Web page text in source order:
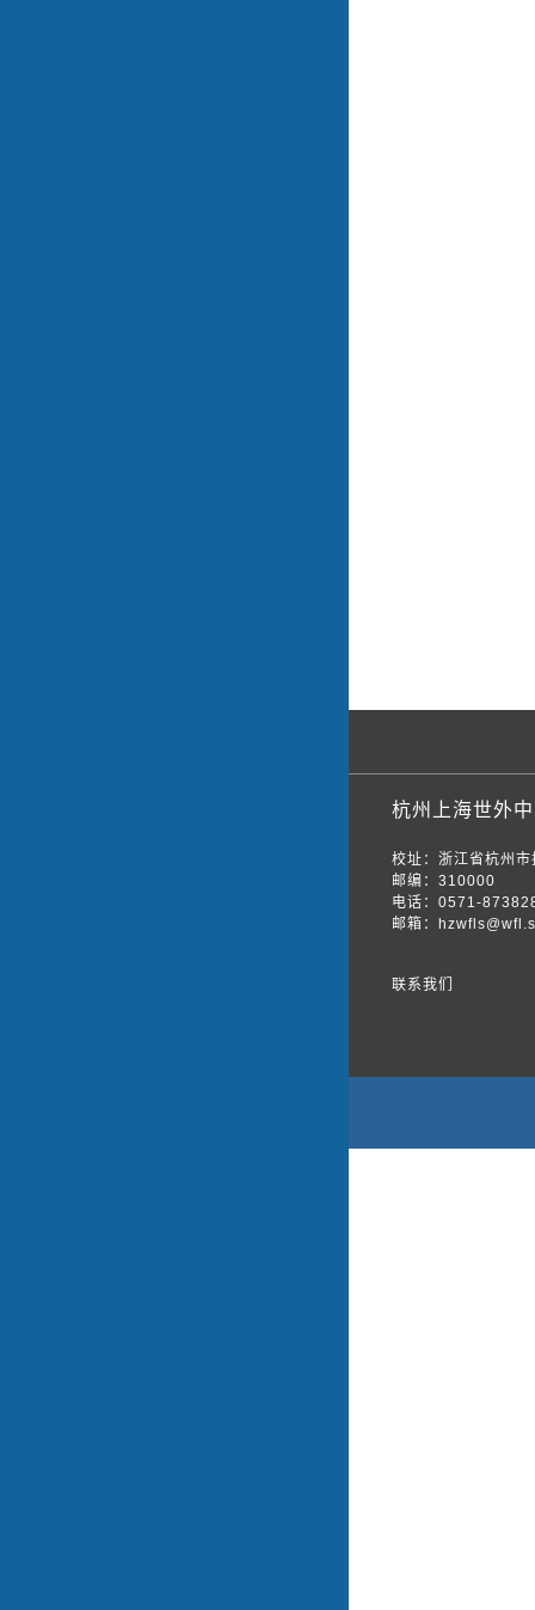
杭州上海世外
校址：浙江省杭州
邮编：310000
电话：0571-
邮箱：
联系我们